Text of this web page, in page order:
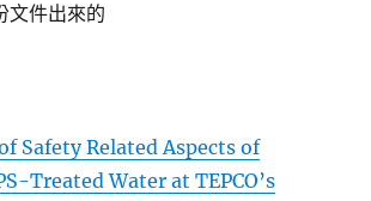
文件出來的
Safety Related Aspects of
Treated Water at TEPCO’s